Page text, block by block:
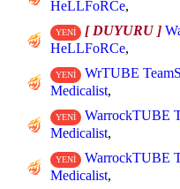
HeLLFoRCe,
YENİ [ DUYURU ]
HeLLFoRCe,
YENİ
WrTUBE
Medicalist,
YENİ
WarrockTUBE
Medicalist,
YENİ
WarrockTUBE
Medicalist,